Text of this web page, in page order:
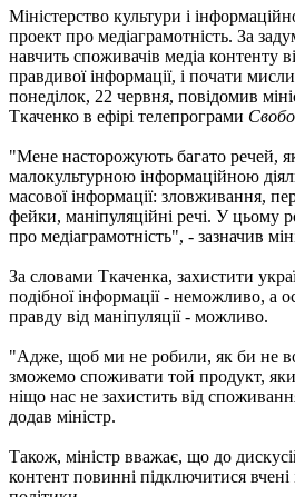
Міністерство культури і
проект про медіаграмотність. За
навчить споживачів медіа контенту
правдивої інформації, і почати
понеділок, 22 червня, повідомив
Ткаченко в ефірі телепрограми
"Мене насторожують багато речей,
малокультурною інформаційною
масової інформації: зловживання,
фейки, маніпуляційні речі. У цьому
про медіаграмотність", - зазначив
За словами Ткаченка, захистити
подібної інформації - неможливо, а
правду від маніпуляції - можливо.
"Адже, щоб ми не робили, як би не
зможемо споживати той продукт,
ніщо нас не захистить від
додав міністр.
Також, міністр вважає, що до
контент повинні підключитися